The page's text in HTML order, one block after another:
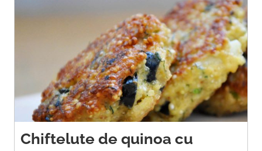
Chiftelute de quinoa cu